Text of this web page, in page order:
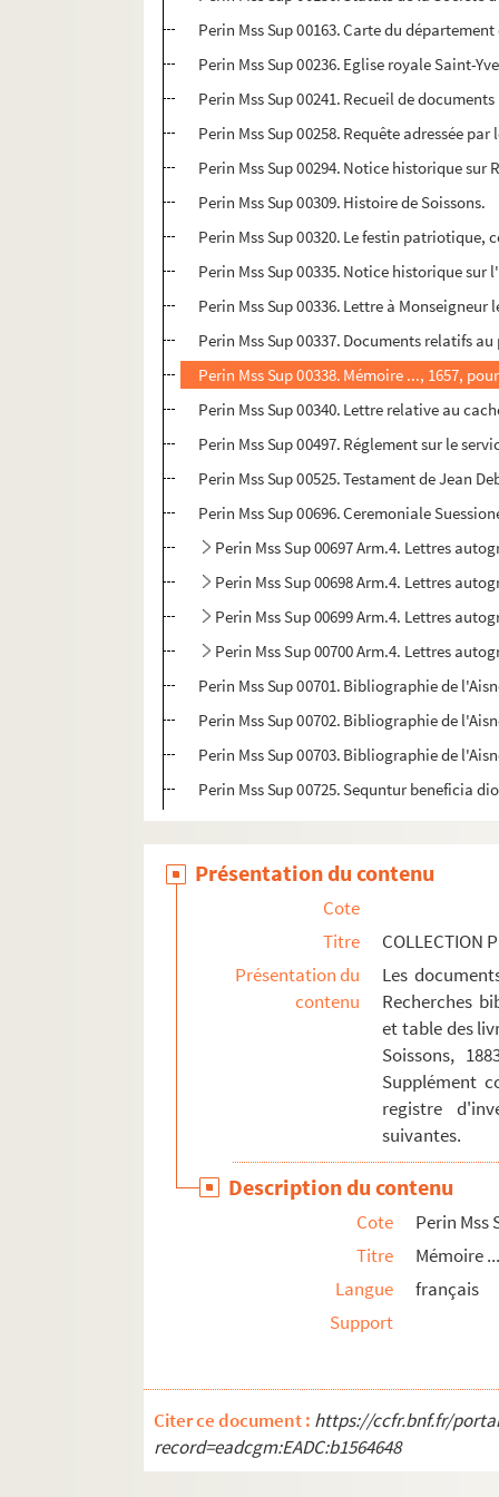
Perin Mss Sup 00163. Carte du
Perin Mss Sup 00236. Eglise royale Saint-
Perin Mss Sup 00241. Recueil de
Perin Mss Sup 00258. Requête adressée
Perin Mss Sup 00294. Notice historique sur
Perin Mss Sup 00309. Histoire de Soissons.
Perin Mss Sup 00320. Le festin
Perin Mss Sup 00335. Notice historique
Perin Mss Sup 00336. Lettre à
Perin Mss Sup 00337. Documents relatifs
Perin Mss Sup 00338. Mémoire ..., 1657,
Perin Mss Sup 00340. Lettre relative au
Perin Mss Sup 00497. Réglement sur le
Perin Mss Sup 00525. Testament de Jean
Perin Mss Sup 00696. Ceremoniale
Perin Mss Sup 00697 Arm.4. Lettres
Perin Mss Sup 00698 Arm.4. Lettres
Perin Mss Sup 00699 Arm.4. Lettres
Perin Mss Sup 00700 Arm.4. Lettres
Perin Mss Sup 00701. Bibliographie de
Perin Mss Sup 00702. Bibliographie de
Perin Mss Sup 00703. Bibliographie de
Perin Mss Sup 00725. Sequntur beneficia
Présentation du contenu
Cote
Titre
COLLECTION
Présentation du
contenu
Les
Recherches
et table des
Soissons,
Supplément
registre
suivantes.
Description du contenu
Cote
Perin Mss
Titre
Mémoire
Langue
français
Support
Citer ce document : https://ccfr.bnf.fr/
record=eadcgm:EADC:b1564648